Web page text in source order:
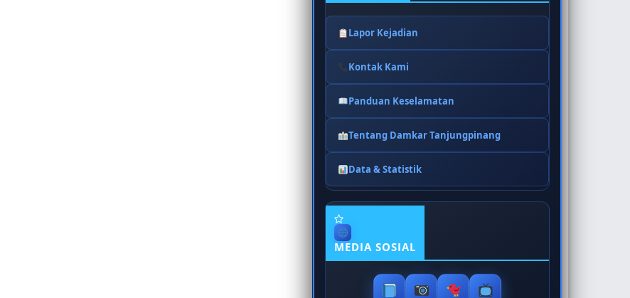
Lapor Kejadian
Kontak Kami
Panduan Keselamatan
Tentang Damkar Tanjungpinang
Data & Statistik
MEDIA SOSIAL